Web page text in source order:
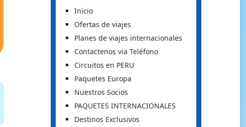
Inicio
Ofertas de viajes
Planes de viajes internacionales
Contactenos via Teléfono
Circuitos en PERU
Paquetes Europa
Nuestros Socios
PAQUETES INTERNACIONALES
Destinos Exclusivos